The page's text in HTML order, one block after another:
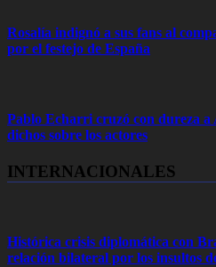
Rosalía indignó a sus fans al
por el festejo de España
Pablo Echarri cruzó con dureza
dichos sobre los actores
INTERNACIONALES
Histórica crisis diplomática con
relación bilateral por los insultos